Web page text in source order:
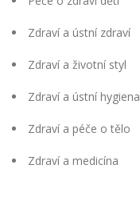
Zdraví a ústní zdraví
Zdraví a životní styl
Zdraví a ústní hygiena
Zdraví a péče o tělo
Zdraví a medicína